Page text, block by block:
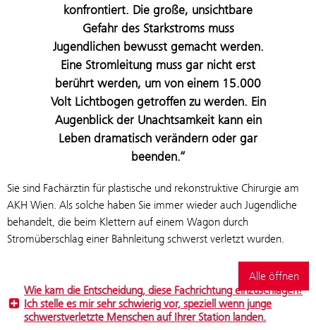
konfrontiert. Die große, unsichtbare
Gefahr des Starkstroms muss
Jugendlichen bewusst gemacht werden.
Eine Stromleitung muss gar nicht erst
berührt werden, um von einem 15.000
Volt Lichtbogen getroffen zu werden. Ein
Augenblick der Unachtsamkeit kann ein
Leben dramatisch verändern oder gar
beenden.“
Sie sind Fachärztin für plastische und rekonstruktive Chirurgie am
AKH Wien. Als solche haben Sie immer wieder auch Jugendliche
behandelt, die beim Klettern auf einem Wagon durch
Stromüberschlag einer Bahnleitung schwerst verletzt wurden.
Alle öffnen
Wie kam die Entscheidung, diese Fachrichtung einzuschlagen?
Ich stelle es mir sehr schwierig vor, speziell wenn junge
schwerstverletzte Menschen auf Ihrer Station landen.